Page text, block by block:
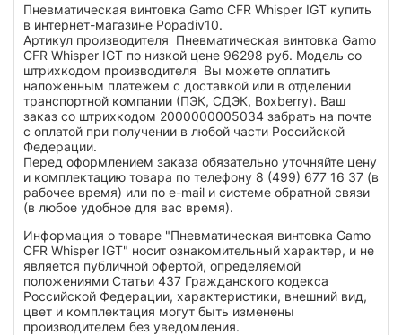
Пневматическая винтовка Gamo CFR Whisper IGT купить
в интернет-магазине Popadiv10.
Артикул производителя Пневматическая винтовка Gamo
CFR Whisper IGT по низкой цене 96298 руб. Модель со
штрихкодом производителя Вы можете оплатить
наложенным платежем с доставкой или в отделении
транспортной компании (ПЭК, СДЭК, Boxberry). Ваш
заказ со штрихкодом 2000000005034 забрать на почте
с оплатой при получении в любой части Российской
Федерации.
Перед оформлением заказа обязательно уточняйте цену
и комплектацию товара по телефону 8 (499) 677 16 37 (в
рабочее время) или по e-mail и системе обратной связи
(в любое удобное для вас время).
Информация о товаре "Пневматическая винтовка Gamo
CFR Whisper IGT" носит ознакомительный характер, и не
является публичной офертой, определяемой
положениями Статьи 437 Гражданского кодекса
Российской Федерации, характеристики, внешний вид,
цвет и комплектация могут быть изменены
производителем без уведомления.